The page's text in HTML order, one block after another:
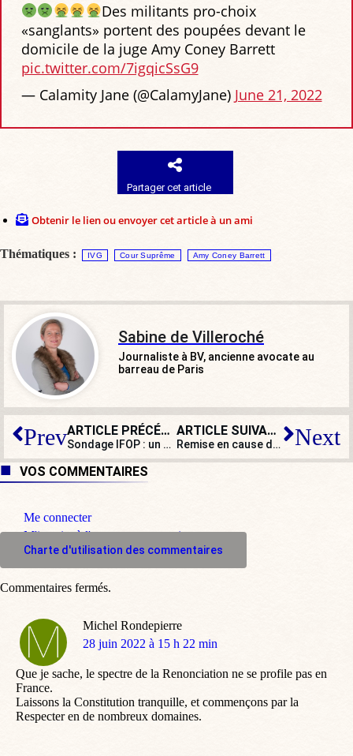
Des militants pro-choix
«sanglants» portent des poupées devant le
domicile de la juge Amy Coney Barrett
pic.twitter.com/7igqicSsG9
— Calamity Jane (@CalamyJane) June 21, 2022
Partager cet article
Obtenir le lien ou envoyer cet article à un ami
Thématiques : IVG Cour Suprême Amy Coney Barrett
Sabine de Villeroché
Journaliste à BV, ancienne avocate au
barreau de Paris
Prev ARTICLE PRÉCÉDENT
Sondage IFOP : un Français sur cinq ne sait plus rien du Christ et de la Vierge Marie…
ARTICLE SUIVANT
Remise en cause de l’IVG : la France est loin de l’Amérique Next
VOS COMMENTAIRES
Me connecter
M'inscrire à l'espace commentaire
Charte d'utilisation des commentaires
Michel Rondepierre
dit
28 juin 2022 à 15 h 22 min
Que je sache, le spectre de la Renonciation ne se profile pas en
France.
Laissons la Constitution tranquille, et commençons par la
Respecter en de nombreux domaines.
Commentaires fermés.